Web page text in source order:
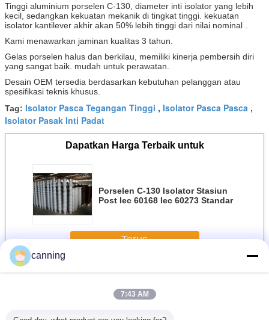
Tinggi aluminium porselen C-130, diameter inti isolator yang lebih
kecil, sedangkan kekuatan mekanik di tingkat tinggi. kekuatan
isolator kantilever akhir akan 50% lebih tinggi dari nilai nominal .
Kami menawarkan jaminan kualitas 3 tahun.
Gelas porselen halus dan berkilau, memiliki kinerja pembersih diri
yang sangat baik. mudah untuk perawatan.
Desain OEM tersedia berdasarkan kebutuhan pelanggan atau
spesifikasi teknis khusus.
Tag: Isolator Pasca Tegangan Tinggi , Isolator Pasca Pasca ,
Isolator Pasak Inti Padat
Dapatkan Harga Terbaik untuk
Porselen C-130 Isolator Stasiun
Post Iec 60168 Iec 60273 Standar
Terus
LebihStation Post Insulator
canning
7:43 AM